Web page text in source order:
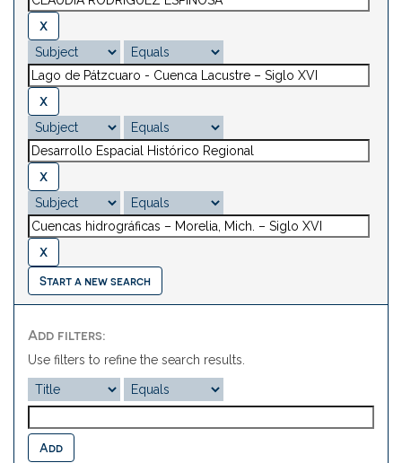
Start a new search
Add filters:
Use filters to refine the search results.